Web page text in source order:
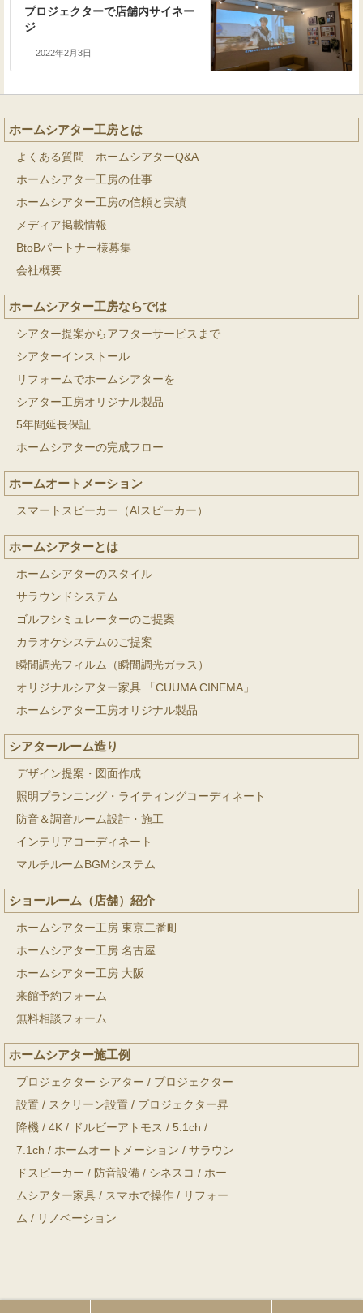
プロジェクターで店舗内サイネー
ジ
2022年2月3日
ホームシアター工房とは
よくある質問 ホームシアターQ&A
ホームシアター工房の仕事
ホームシアター工房の信頼と実績
メディア掲載情報
BtoBパートナー様募集
会社概要
ホームシアター工房ならでは
シアター提案からアフターサービスまで
シアターインストール
リフォームでホームシアターを
シアター工房オリジナル製品
5年間延長保証
ホームシアターの完成フロー
ホームオートメーション
スマートスピーカー（AIスピーカー）
ホームシアターとは
ホームシアターのスタイル
サラウンドシステム
ゴルフシミュレーターのご提案
カラオケシステムのご提案
瞬間調光フィルム（瞬間調光ガラス）
オリジナルシアター家具 「CUUMA CINEMA」
ホームシアター工房オリジナル製品
シアタールーム造り
デザイン提案・図面作成
照明プランニング・ライティングコーディネート
防音＆調音ルーム設計・施工
インテリアコーディネート
マルチルームBGMシステム
ショールーム（店舗）紹介
ホームシアター工房 東京二番町
ホームシアター工房 名古屋
ホームシアター工房 大阪
来館予約フォーム
無料相談フォーム
ホームシアター施工例
プロジェクター シアター / プロジェクター
設置 / スクリーン設置 / プロジェクター昇
降機 / 4K / ドルビーアトモス / 5.1ch /
7.1ch / ホームオートメーション / サラウン
ドスピーカー / 防音設備 / シネスコ / ホー
ムシアター家具 / スマホで操作 / リフォー
ム / リノベーション